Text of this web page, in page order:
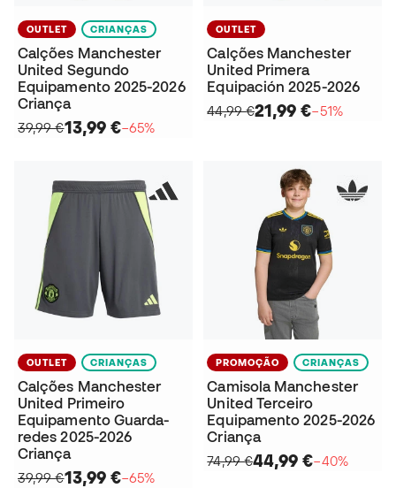
OUTLET CRIANÇAS
Calções Manchester
United Segundo
Equipamento 2025-2026
Criança
39,99 €13,99 €−65%
OUTLET
Calções Manchester
United Primera
Equipación 2025-2026
44,99 €21,99 €−51%
OUTLET CRIANÇAS
Calções Manchester
United Primeiro
Equipamento Guarda-
redes 2025-2026
Criança
39,99 €13,99 €−65%
PROMOÇÃO CRIANÇAS
Camisola Manchester
United Terceiro
Equipamento 2025-2026
Criança
74,99 €44,99 €−40%